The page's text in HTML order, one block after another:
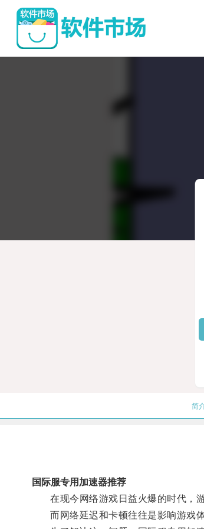
简
国际服专用加速器推荐
在现今网络游戏日益火爆的时代，游
而网络延迟和卡顿往往是影响游戏体